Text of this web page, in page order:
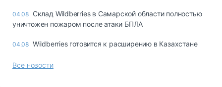
04.08 Склад Wildberries в Самарской области полностью
уничтожен пожаром после атаки БПЛА
04.08 Wildberries готовится к расширению в Казахстане
Все новости